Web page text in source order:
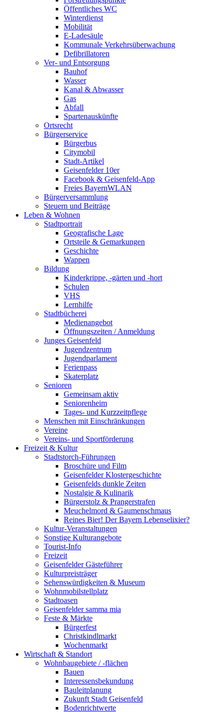
Öffentliches WC
Winterdienst
Mobilität
E-Ladesäule
Kommunale Verkehrsüberwachung
Defibrillatoren
Ver- und Entsorgung
Bauhof
Wasser
Kanal & Abwasser
Gas
Abfall
Spartenauskünfte
Ortsrecht
Bürgerservice
Bürgerbus
Citymobil
Stadt-Artikel
Geisenfelder 10er
Facebook & Geisenfeld-App
Freies BayernWLAN
Bürgerversammlung
Steuern und Beiträge
Leben & Wohnen
Stadtportrait
Geografische Lage
Ortsteile & Gemarkungen
Geschichte
Wappen
Bildung
Kinderkrippe, -gärten und -hort
Schulen
VHS
Lernhilfe
Stadtbücherei
Medienangebot
Öffnungszeiten / Anmeldung
Junges Geisenfeld
Jugendzentrum
Jugendparlament
Ferienpass
Skaterplatz
Senioren
Gemeinsam aktiv
Seniorenheim
Tages- und Kurzzeitpflege
Menschen mit Einschränkungen
Vereine
Vereins- und Sportförderung
Freizeit & Kultur
Stadtstorch-Führungen
Broschüre und Film
Geisenfelder Klostergeschichte
Geisenfelds dunkle Zeiten
Nostalgie & Kulinarik
Bürgerstolz & Prangerstrafen
Meuchelmord & Gaumenschmaus
Reines Bier! Der Bayern Lebenselixier?
Kultur-Veranstaltungen
Sonstige Kulturangebote
Tourist-Info
Freizeit
Geisenfelder Gästeführer
Kulturpreisträger
Sehenswürdigkeiten & Museum
Wohnmobilstellplatz
Stadtoasen
Geisenfelder samma mia
Feste & Märkte
Bürgerfest
Christkindlmarkt
Wochenmarkt
Wirtschaft & Standort
Wohnbaugebiete / -flächen
Bauen
Interessensbekundung
Bauleitplanung
Zukunft Stadt Geisenfeld
Bodenrichtwerte